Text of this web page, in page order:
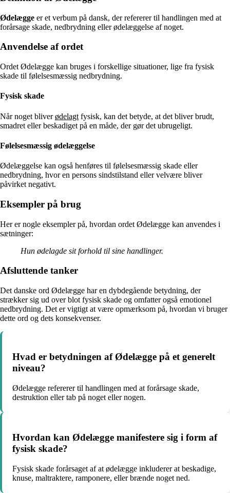
Ødelægge er et verbum på dansk, der refererer til handlingen med at
forårsage skade, nedbrydning eller ødelæggelse af noget.
Anvendelse af ordet
Ordet Ødelægge kan bruges i forskellige situationer, lige fra fysisk
skade til følelsesmæssig nedbrydning.
Fysisk skade
Når noget bliverødelagt fysisk, kan det betyde, at det bliver brudt,
smadret eller beskadiget på en måde, der gør det ubrugeligt.
Følelsesmæssig ødelæggelse
Ødelæggelse kan også henføres til følelsesmæssig skade eller
nedbrydning, hvor en persons sindstilstand eller velvære bliver
påvirket negativt.
Eksempler på brug
Her er nogle eksempler på, hvordan ordet Ødelægge kan anvendes i
sætninger:
Hun ødelagde sit forhold til sine handlinger.
Afsluttende tanker
Det danske ord Ødelægge har en dybdegående betydning, der
strækker sig ud over blot fysisk skade og omfatter også emotionel
nedbrydning. Det er vigtigt at være opmærksom på, hvordan vi bruger
dette ord og dets konsekvenser.
Hvad er betydningen af Ødelægge på et generelt
niveau?
Ødelægge refererer til handlingen med at forårsage skade,
destruktion eller tab på noget eller nogen.
Hvordan kan Ødelægge manifestere sig i form af
fysisk skade?
Fysisk skade forårsaget af at ødelægge inkluderer at beskadige,
knuse, maltraktere, ramponere, eller brænde noget ned.